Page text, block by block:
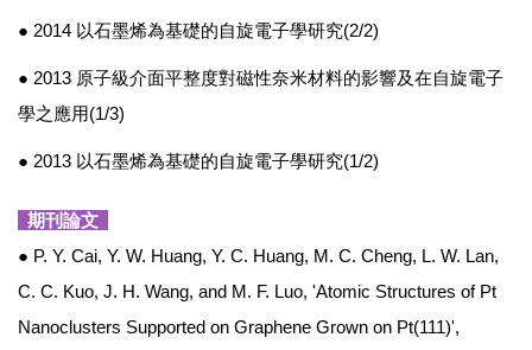
● 2014 以石墨烯為基礎的自旋電子學研究(2/2)
● 2013 原子級介面平整度對磁性奈米材料的影響及在自旋電子
學之應用(1/3)
● 2013 以石墨烯為基礎的自旋電子學研究(1/2)
期刊論文
● P. Y. Cai, Y. W. Huang, Y. C. Huang, M. C. Cheng, L. W. Lan,
C. C. Kuo, J. H. Wang, and M. F. Luo, 'Atomic Structures of Pt
Nanoclusters Supported on Graphene Grown on Pt(111)',